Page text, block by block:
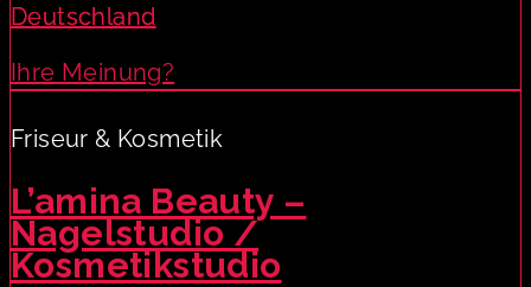
Deutschland
Ihre Meinung?
Friseur & Kosmetik
L’amina Beauty –
Nagelstudio /
Kosmetikstudio